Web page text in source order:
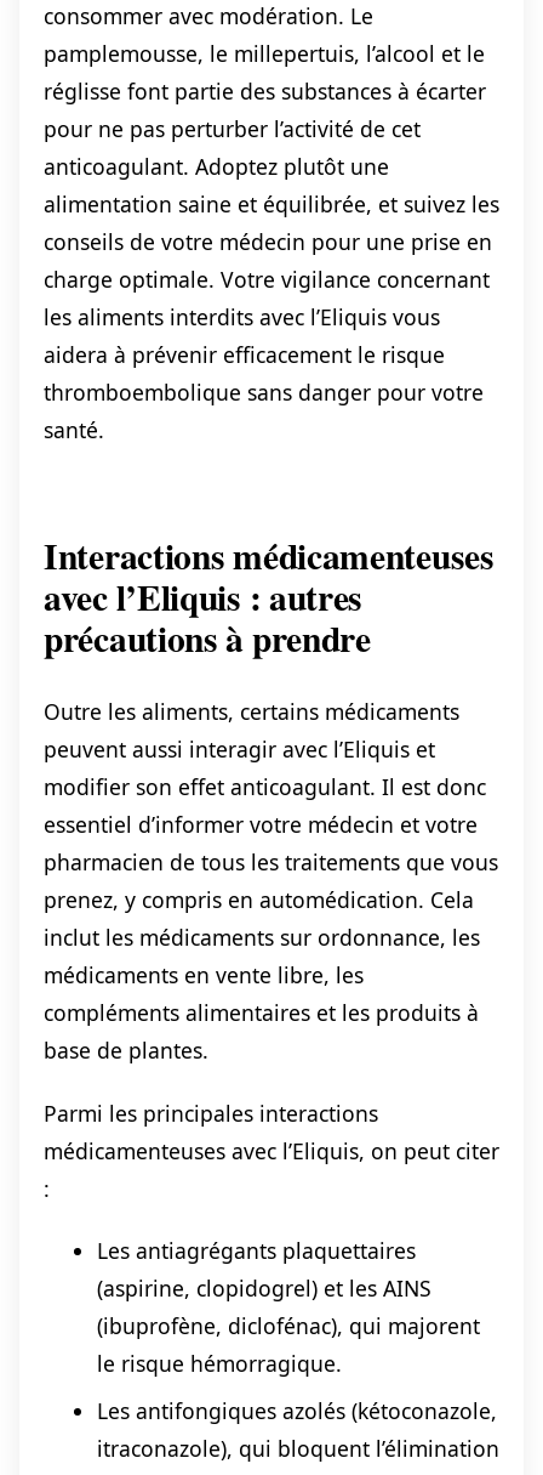
consommer avec modération. Le
pamplemousse, le millepertuis, l’alcool et le
réglisse font partie des substances à écarter
pour ne pas perturber l’activité de cet
anticoagulant. Adoptez plutôt une
alimentation saine et équilibrée, et suivez les
conseils de votre médecin pour une prise en
charge optimale. Votre vigilance concernant
les aliments interdits avec l’Eliquis vous
aidera à prévenir efficacement le risque
thromboembolique sans danger pour votre
santé.
Interactions médicamenteuses
avec l’Eliquis : autres
précautions à prendre
Outre les aliments, certains médicaments
peuvent aussi interagir avec l’Eliquis et
modifier son effet anticoagulant. Il est donc
essentiel d’informer votre médecin et votre
pharmacien de tous les traitements que vous
prenez, y compris en automédication. Cela
inclut les médicaments sur ordonnance, les
médicaments en vente libre, les
compléments alimentaires et les produits à
base de plantes.
Parmi les principales interactions
médicamenteuses avec l’Eliquis, on peut citer
:
Les antiagrégants plaquettaires
(aspirine, clopidogrel) et les AINS
(ibuprofène, diclofénac), qui majorent
le risque hémorragique.
Les antifongiques azolés (kétoconazole,
itraconazole), qui bloquent l’élimination